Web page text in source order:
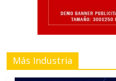
Más Industria